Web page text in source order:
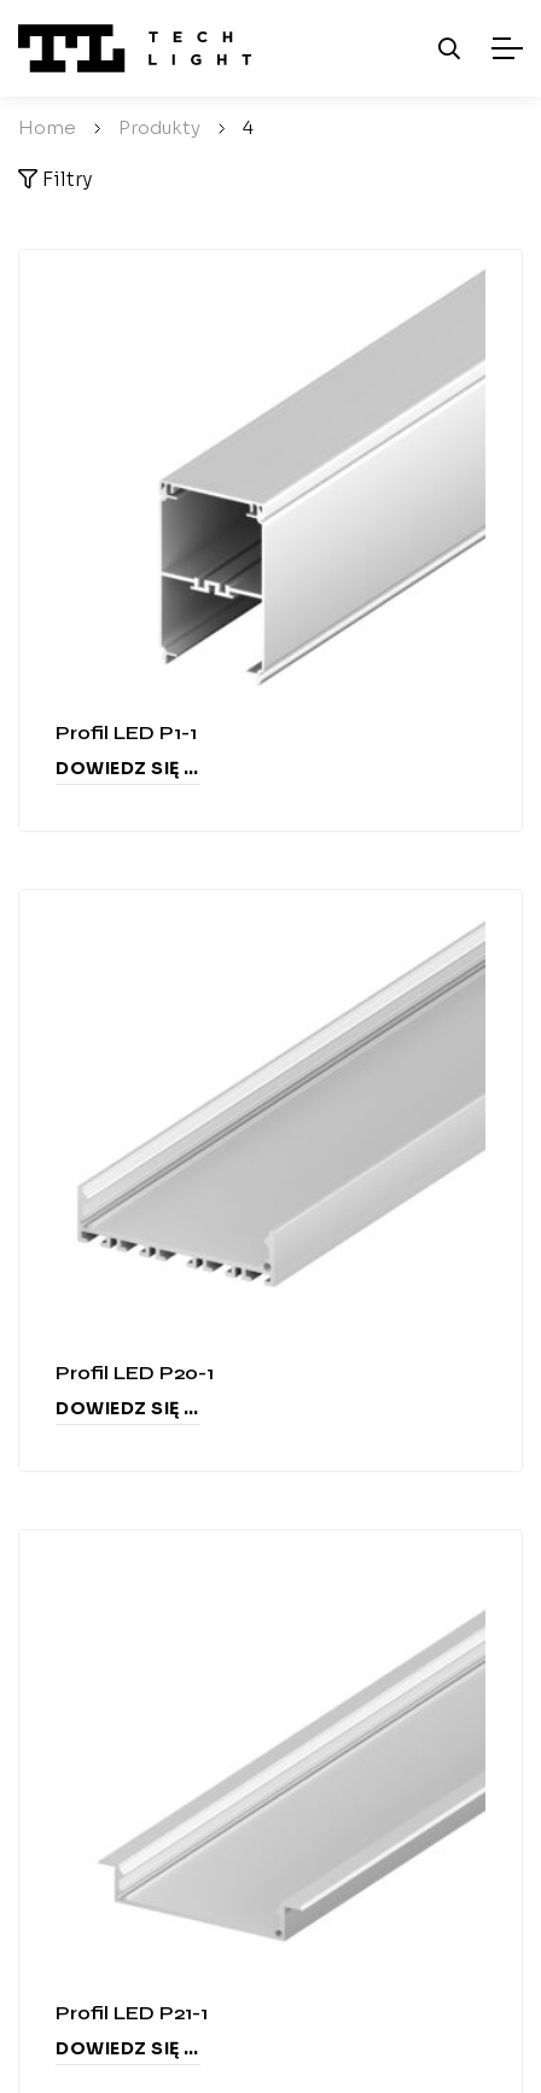
Home / Produkty / 4
Filtry
Profil LED P1-1
DOWIEDZ SIĘ WIĘCEJ
Profil LED P20-1
DOWIEDZ SIĘ WIĘCEJ
Profil LED P21-1
DOWIEDZ SIĘ WIĘCEJ